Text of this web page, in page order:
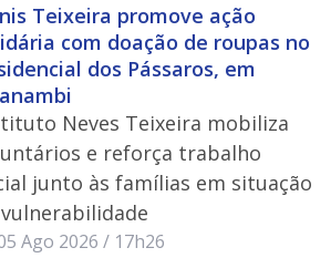
Teixeira promove ação
com doação de roupas no
dos Pássaros, em
Neves Teixeira mobiliza
e reforça trabalho
junto às famílias em situação
Ago 2026 / 17h26